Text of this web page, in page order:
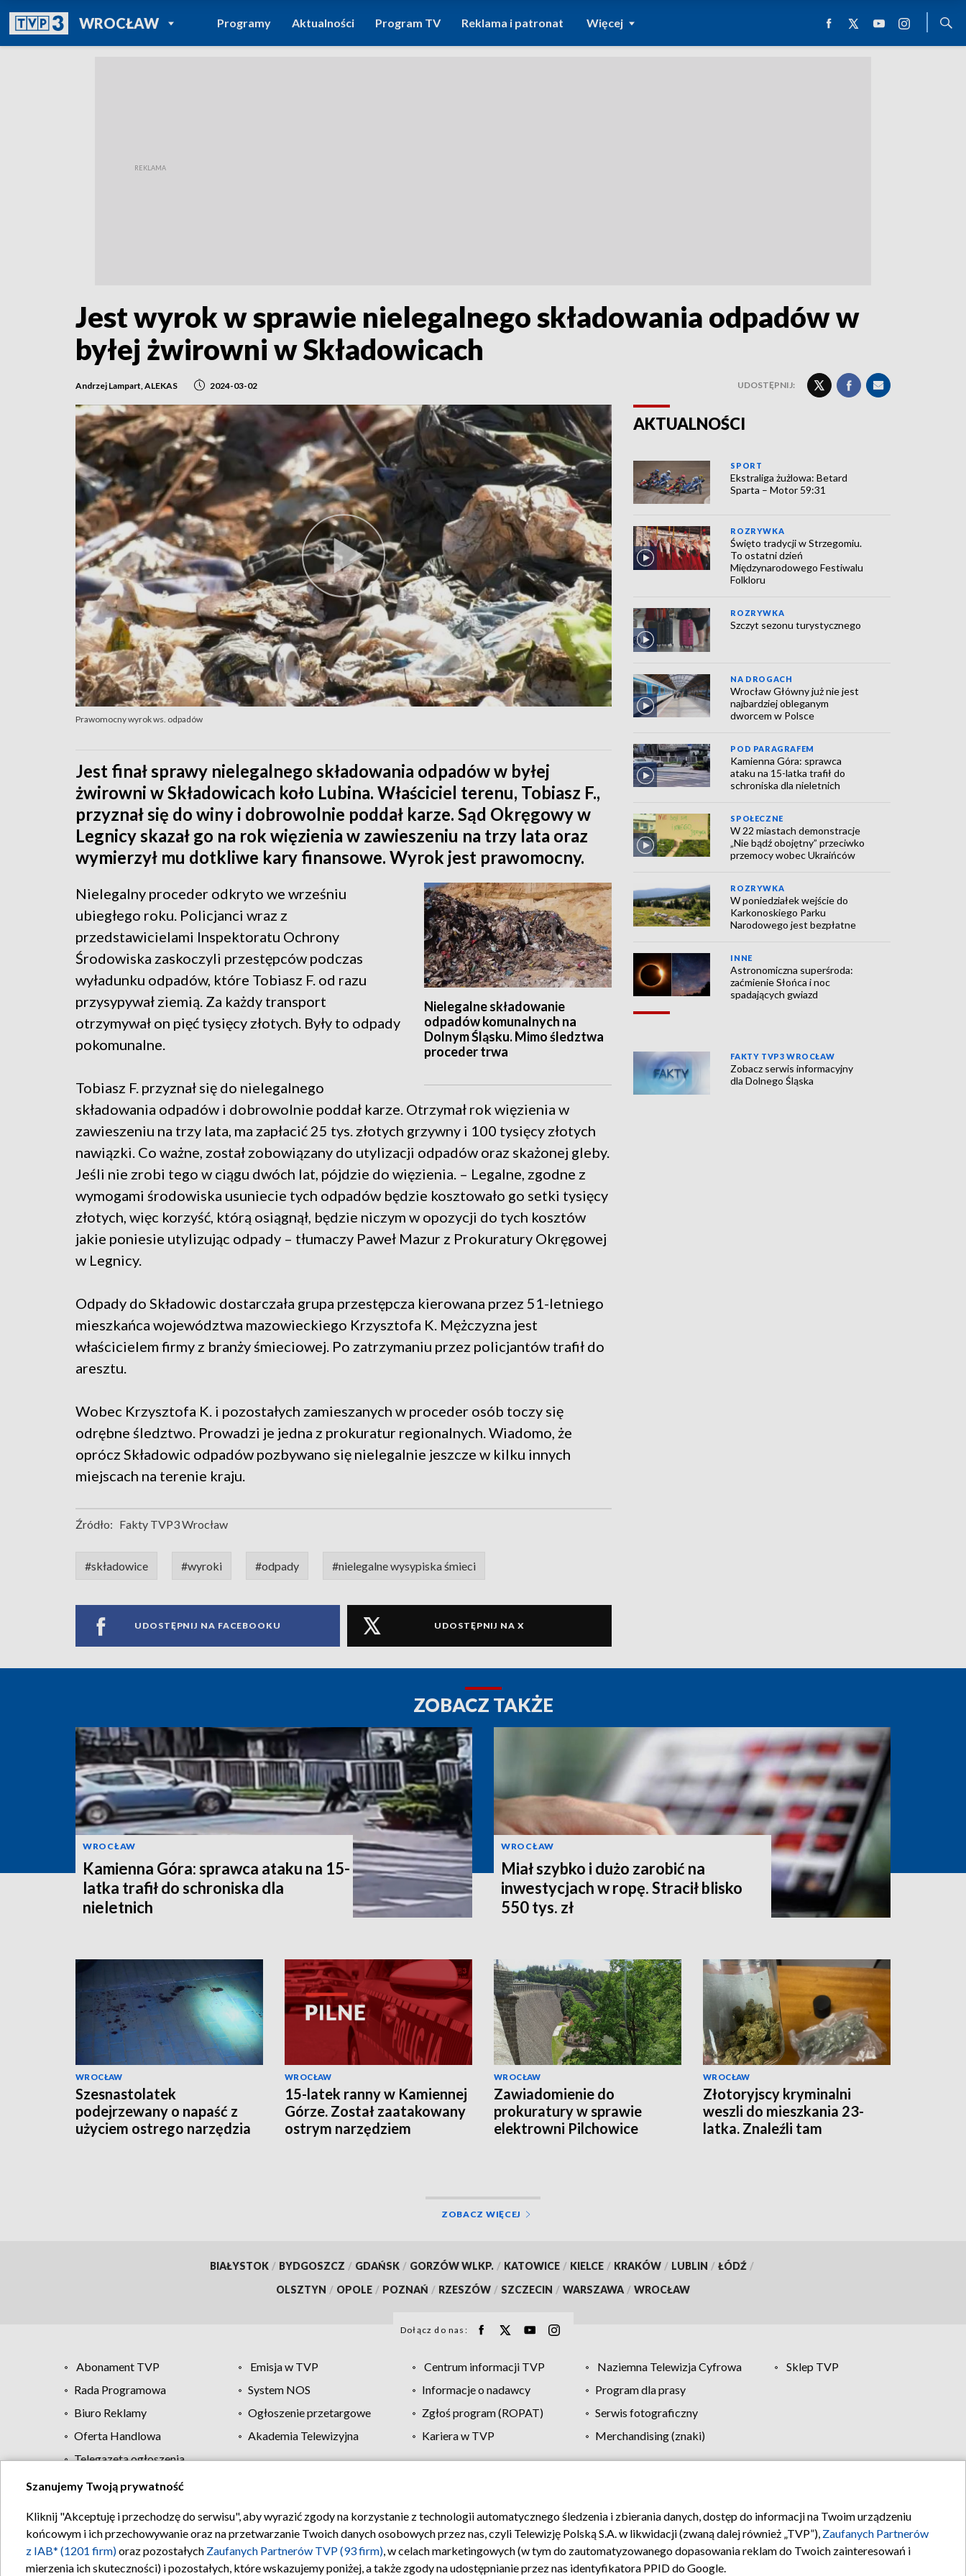
WROCŁAWPOWRÓT DO
TVP REGIONY
Programy Aktualności Program TV Reklama i patronat Więcej
Jest wyrok w sprawie nielegalnego składowania odpadów w
byłej żwirowni w Składowicach
Andrzej Lampart, ALEKAS 2024-03-02 UDOSTĘPNIJ:
Prawomocny wyrok ws. odpadów
Jest finał sprawy nielegalnego składowania odpadów w byłej
żwirowni w Składowicach koło Lubina. Właściciel terenu, Tobiasz F.,
przyznał się do winy i dobrowolnie poddał karze. Sąd Okręgowy w
Legnicy skazał go na rok więzienia w zawieszeniu na trzy lata oraz
wymierzył mu dotkliwe kary finansowe. Wyrok jest prawomocny.
Nielegalne składowanie
odpadów komunalnych na
Dolnym Śląsku. Mimo śledztwa
proceder trwa
Nielegalny proceder odkryto we wrześniu
ubiegłego roku. Policjanci wraz z
przedstawicielami Inspektoratu Ochrony
Środowiska zaskoczyli przestępców podczas
wyładunku odpadów, które Tobiasz F. od razu
przysypywał ziemią. Za każdy transport
otrzymywał on pięć tysięcy złotych. Były to odpady
pokomunalne.
Tobiasz F. przyznał się do nielegalnego
składowania odpadów i dobrowolnie poddał karze. Otrzymał rok więzienia w
zawieszeniu na trzy lata, ma zapłacić 25 tys. złotych grzywny i 100 tysięcy złotych
nawiązki. Co ważne, został zobowiązany do utylizacji odpadów oraz skażonej gleby.
Jeśli nie zrobi tego w ciągu dwóch lat, pójdzie do więzienia. – Legalne, zgodne z
wymogami środowiska usuniecie tych odpadów będzie kosztowało go setki tysięcy
złotych, więc korzyść, którą osiągnął, będzie niczym w opozycji do tych kosztów
jakie poniesie utylizując odpady – tłumaczy Paweł Mazur z Prokuratury Okręgowej
w Legnicy.
Odpady do Składowic dostarczała grupa przestępcza kierowana przez 51-letniego
mieszkańca województwa mazowieckiego Krzysztofa K. Mężczyzna jest
właścicielem firmy z branży śmieciowej. Po zatrzymaniu przez policjantów trafił do
aresztu.
Wobec Krzysztofa K. i pozostałych zamieszanych w proceder osób toczy się
odrębne śledztwo. Prowadzi je jedna z prokuratur regionalnych. Wiadomo, że
oprócz Składowic odpadów pozbywano się nielegalnie jeszcze w kilku innych
miejscach na terenie kraju.
Źródło: Fakty TVP3 Wrocław
#składowice #wyroki #odpady #nielegalne wysypiska śmieci
UDOSTĘPNIJ NA FACEBOOKU UDOSTĘPNIJ NA X
AKTUALNOŚCI
SPORT
Ekstraliga żużlowa: Betard
Sparta – Motor 59:31
ROZRYWKA
Święto tradycji w Strzegomiu.
To ostatni dzień
Międzynarodowego Festiwalu
Folkloru
ROZRYWKA
Szczyt sezonu turystycznego
NA DROGACH
Wrocław Główny już nie jest
najbardziej obleganym
dworcem w Polsce
POD PARAGRAFEM
Kamienna Góra: sprawca
ataku na 15-latka trafił do
schroniska dla nieletnich
SPOŁECZNE
W 22 miastach demonstracje
„Nie bądź obojętny” przeciwko
przemocy wobec Ukraińców
ROZRYWKA
W poniedziałek wejście do
Karkonoskiego Parku
Narodowego jest bezpłatne
INNE
Astronomiczna superśroda:
zaćmienie Słońca i noc
spadających gwiazd
FAKTY TVP3 WROCŁAW
Zobacz serwis informacyjny
dla Dolnego Śląska
ZOBACZ TAKŻE
WROCŁAW
Kamienna Góra: sprawca ataku na 15-
latka trafił do schroniska dla
nieletnich
WROCŁAW
Miał szybko i dużo zarobić na
inwestycjach w ropę. Stracił blisko
550 tys. zł
WROCŁAW
Szesnastolatek
podejrzewany o napaść z
użyciem ostrego narzędzia
WROCŁAW
15-latek ranny w Kamiennej
Górze. Został zaatakowany
ostrym narzędziem
WROCŁAW
Zawiadomienie do
prokuratury w sprawie
elektrowni Pilchowice
WROCŁAW
Złotoryjscy kryminalni
weszli do mieszkania 23-
latka. Znaleźli tam
ZOBACZ WIĘCEJ
BIAŁYSTOK / BYDGOSZCZ / GDAŃSK / GORZÓW WLKP. / KATOWICE / KIELCE / KRAKÓW / LUBLIN / ŁÓDŹ /
OLSZTYN / OPOLE / POZNAŃ / RZESZÓW / SZCZECIN / WARSZAWA / WROCŁAW
Dołącz do nas:
Abonament TVP Emisja w TVP Centrum informacji TVP Naziemna Telewizja Cyfrowa
Sklep TVP
Rada Programowa
System NOS Informacje o nadawcy
Program dla prasy
Biuro Reklamy
Ogłoszenie przetargowe Zgłoś program (ROPAT)
Serwis fotograficzny
Oferta Handlowa
Akademia Telewizyjna Kariera w TVP
Merchandising (znaki)
Telegazeta ogłoszenia
Regulamin TVP Polityka prywatności Moje zgody Pomoc Biuro reklamy Kontakt
Szanujemy Twoją prywatność
Kliknij "Akceptuję i przechodzę do serwisu", aby wyrazić zgody na korzystanie z technologii automatycznego śledzenia i zbierania danych, dostęp do informacji na Twoim urządzeniu
końcowym i ich przechowywanie oraz na przetwarzanie Twoich danych osobowych przez nas, czyli Telewizję Polską S.A. w likwidacji (zwaną dalej również „TVP”), Zaufanych Partnerów
z IAB* (1201 firm)oraz pozostałych Zaufanych Partnerów TVP (93 firm), w celach marketingowych (w tym do zautomatyzowanego dopasowania reklam do Twoich zainteresowań i
mierzenia ich skuteczności) i pozostałych, które wskazujemy poniżej, a także zgody na udostępnianie przez nas identyfikatora PPID do Google.